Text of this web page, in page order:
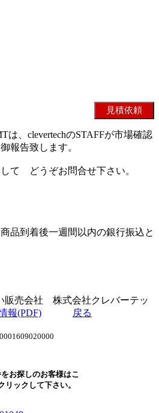
は、clevertechのSTAFFが市場確認
報告致します。
して どうぞお問合せ下さい。
品到着後一週間以内の銀行振込と
販売会社 株式会社クレバーテッ
報(PDF) 戻る
お探しのお客様はこ
リックして下さい。